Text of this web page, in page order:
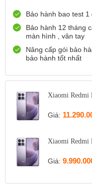
Số 72 Trần Thành
0888667272
Còn hàng
0971699701
Bảo hành bao test
Bảo hành 12 tháng
màn hình , vân tay
Nâng cấp gói bảo
bảo hành tốt nhất
Xiaomi Redmi
Giá:
Xiaomi Redmi
Giá: